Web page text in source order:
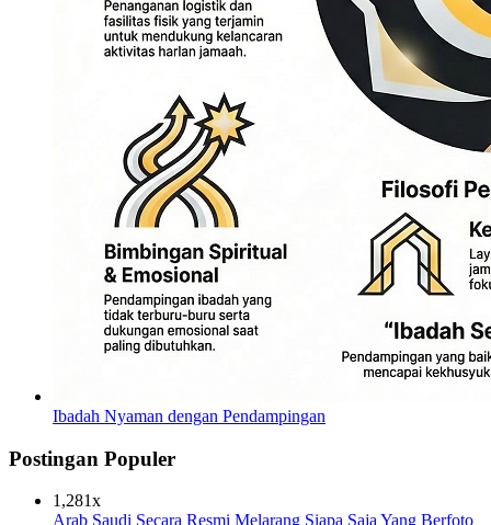
Ibadah Nyaman dengan Pendampingan
Postingan Populer
1,281x
Arab Saudi Secara Resmi Melarang Siapa Saja Yang Berfoto